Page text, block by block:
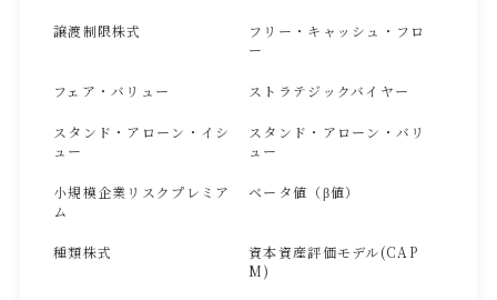
譲渡制限株式
フリー・キャッシュ・フロ
ー
フェア・バリュー ストラテジックバイヤー
スタンド・アローン・イシ
ュー
スタンド・アローン・バリ
ュー
小規模企業リスクプレミア
ム
ベータ値（β値）
種類株式
資本資産評価モデル(CAP
M)